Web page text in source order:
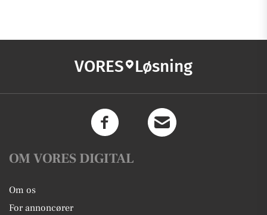
VORES Løsning
OM VORES DIGITAL
Om os
For annoncører